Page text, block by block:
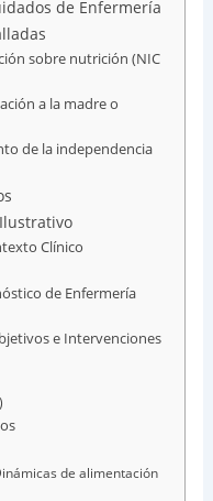
de Enfermería
sobre nutrición (NIC
a la madre o
de la independencia
Clínico
de Enfermería
e Intervenciones
de alimentación